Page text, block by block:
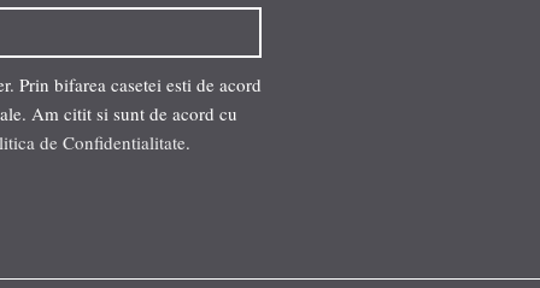
Prin bifarea casetei esti de acord
Am citit si sunt de acord cu
de Confidentialitate.